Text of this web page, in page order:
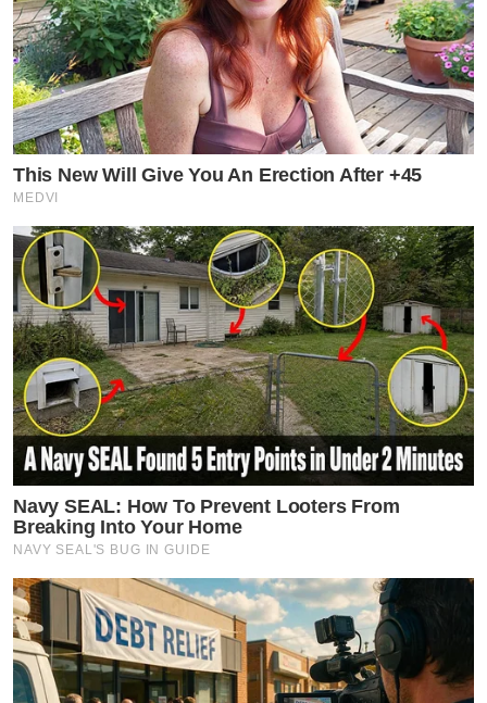
This New Will Give You An Erection After +45
MEDVI
Navy SEAL: How To Prevent Looters From
Breaking Into Your Home
NAVY SEAL'S BUG IN GUIDE